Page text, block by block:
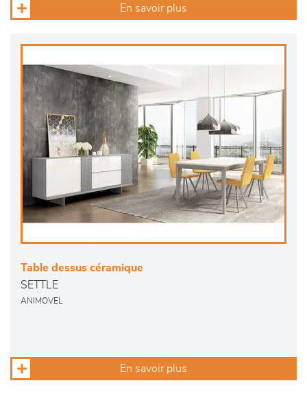
En savoir plus
Table dessus céramique
SETTLE
ANIMOVEL
En savoir plus